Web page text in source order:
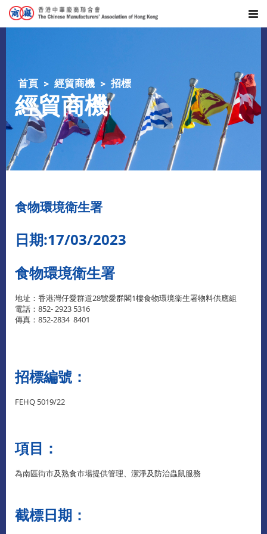
首頁 經貿商機 招標
經貿商機
食物環境衛生署
日期:17/03/2023
食物環境衛生署
地址：香港灣仔愛群道28號愛群閣1樓食物環境衞生署物料供應組
電話：852- 2923 5316
傳真：852-2834 8401
招標編號：
FEHQ 5019/22
項目：
為南區街市及熟食市場提供管理、潔淨及防治蟲鼠服務
截標日期：